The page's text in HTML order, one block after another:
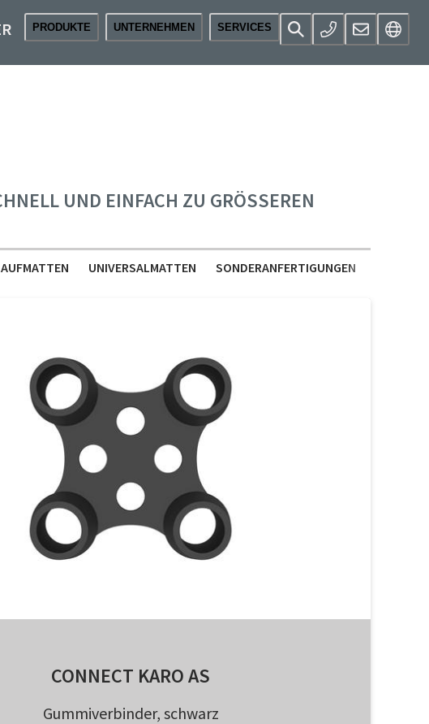
PRODUKTE UNTERNEHMEN SERVICES
UND EINFACH ZU GRÖSSEREN F
UNIVERSALMATTEN SONDERANFERTIGUNGEN
CONNECT KARO AS
Gummiverbinder, schwarz